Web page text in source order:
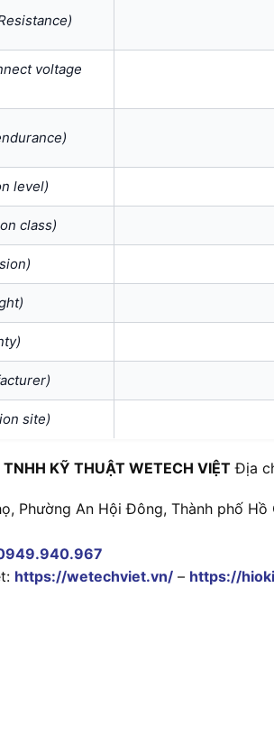
voltage
level)
class)
site)
KỸ THUẬT WETECH VIỆTĐịa
Phường An Hội Đông, Thành phố Hồ
https://wetechviet.vn/ – https://